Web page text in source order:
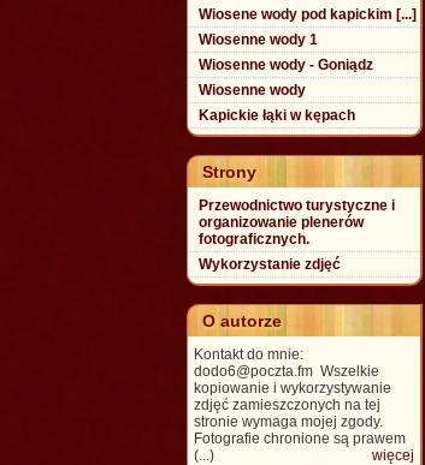
Wiosene wody pod kapickim [...]
Wiosenne wody 1
Wiosenne wody - Goniądz
Wiosenne wody
Kapickie łąki w kępach
Strony
Przewodnictwo turystyczne i
organizowanie plenerów
fotograficznych.
Wykorzystanie zdjęć
O autorze
Kontakt do mnie:
dodo6@poczta.fm Wszelkie
kopiowanie i wykorzystywanie
zdjęć zamieszczonych na tej
stronie wymaga mojej zgody.
Fotografie chronione są prawem
(...)
więcej